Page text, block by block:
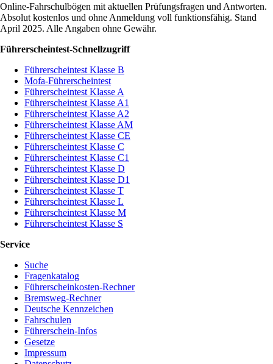
Online-Fahrschulbögen mit aktuellen Prüfungsfragen und Antworten.
Absolut kostenlos und ohne Anmeldung voll funktionsfähig. Stand
April 2025. Alle Angaben ohne Gewähr.
Führerscheintest-Schnellzugriff
Führerscheintest Klasse B
Mofa-Führerscheintest
Führerscheintest Klasse A
Führerscheintest Klasse A1
Führerscheintest Klasse A2
Führerscheintest Klasse AM
Führerscheintest Klasse CE
Führerscheintest Klasse C
Führerscheintest Klasse C1
Führerscheintest Klasse D
Führerscheintest Klasse D1
Führerscheintest Klasse T
Führerscheintest Klasse L
Führerscheintest Klasse M
Führerscheintest Klasse S
Service
Suche
Fragenkatalog
Führerscheinkosten-Rechner
Bremsweg-Rechner
Deutsche Kennzeichen
Fahrschulen
Führerschein-Infos
Gesetze
Impressum